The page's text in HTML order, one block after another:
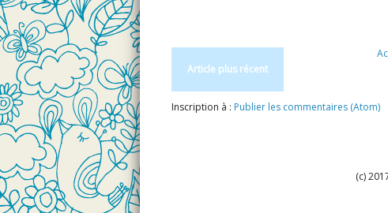
Article plus récent
Inscription à : Publier les commentaires (Atom)
(c)